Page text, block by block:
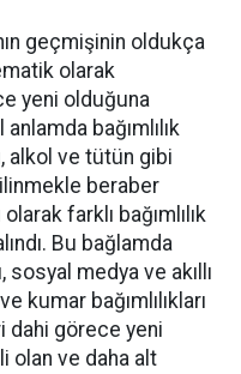
geçmişinin oldukça
olarak
yeni olduğuna
bağımlılık
alkol ve tütün gibi
beraber
farklı bağımlılık
Bu bağlamda
sosyal medya ve akıllı
kumar bağımlılıkları
dahi görece yeni
olan ve daha alt